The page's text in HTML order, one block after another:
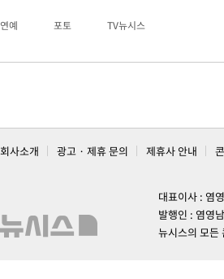
연예 포토 TV뉴시스
회사소개 광고 · 제휴 문의 제휴사 안내
대표이사 : 염
발행인 : 염영남
뉴시스의 모